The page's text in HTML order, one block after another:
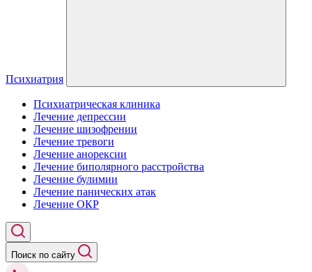
Психиатрия
Психиатрическая клиника
Лечение депрессии
Лечение шизофрении
Лечение тревоги
Лечение анорексии
Лечение биполярного расстройства
Лечение булимии
Лечение панических атак
Лечение ОКР
Поиск по сайту